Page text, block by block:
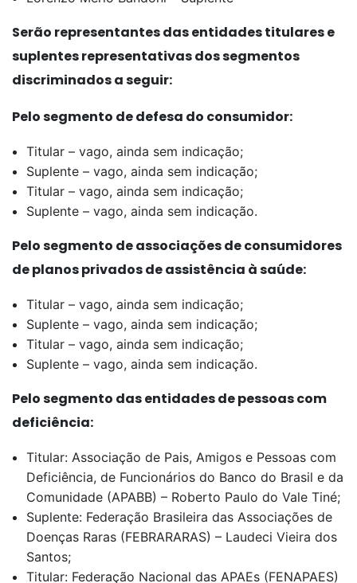
Serão representantes das entidades titulares e
suplentes representativas dos segmentos
discriminados a seguir:
Pelo segmento de defesa do consumidor:
Titular – vago, ainda sem indicação;
Suplente – vago, ainda sem indicação;
Titular – vago, ainda sem indicação;
Suplente – vago, ainda sem indicação.
Pelo segmento de associações de consumidores
de planos privados de assistência à saúde:
Titular – vago, ainda sem indicação;
Suplente – vago, ainda sem indicação;
Titular – vago, ainda sem indicação;
Suplente – vago, ainda sem indicação.
Pelo segmento das entidades de pessoas com
deficiência:
Titular: Associação de Pais, Amigos e Pessoas com
Deficiência, de Funcionários do Banco do Brasil e da
Comunidade (APABB) – Roberto Paulo do Vale Tiné;
Suplente: Federação Brasileira das Associações de
Doenças Raras (FEBRARARAS) – Laudeci Vieira dos
Santos;
Titular: Federação Nacional das APAEs (FENAPAES)